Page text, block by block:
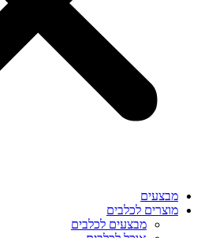
מבצעים
מוצרים לכלבים
מבצעים לכלבים